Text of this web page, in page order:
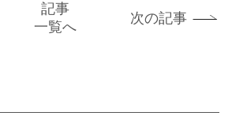
記事
一覧へ
次の記事